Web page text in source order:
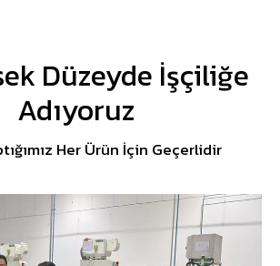
Düzeyde İşçiliğe
Adıyoruz
Her Ürün İçin Geçerlidir